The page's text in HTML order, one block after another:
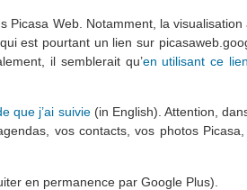
Picasa Web. Notamment, la
est pourtant un lien sur
il semblerait qu’en utilisant ce
que j’ai suivie(in English). Attention,
vos contacts, vos photos
en permanence par Google Plus).